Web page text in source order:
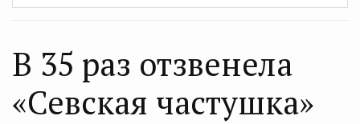
В 35 раз отзвенела
«Севская частушка»